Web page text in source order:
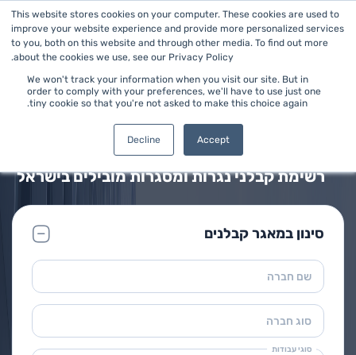
This website stores cookies on your computer. These cookies are used to
improve your website experience and provide more personalized services
to you, both on this website and through other media. To find out more
about the cookies we use, see our Privacy Policy.
We won't track your information when you visit our site. But in
order to comply with your preferences, we'll have to use just one
tiny cookie so that you're not asked to make this choice again.
Accept
Decline
עבודות נגרות ומסגרות
מאגר קבלני נגרות ומסגרות
רשימת קבלני נגרות ומסגרות מובילים בישראל
סינון במאגר קבלנים
שם חברה
סוג חברה
סוגי עבודות